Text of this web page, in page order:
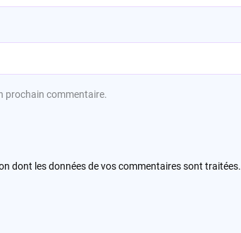
prochain commentaire.
dont les données de vos commentaires sont traitées.